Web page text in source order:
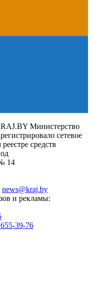
Министерство
сетевое
средств
14
news@kraj.by
и рекламы:
39-76